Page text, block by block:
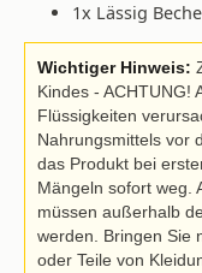
1x Lässig
Wichtiger Hinweis:
Kindes - ACHTUNG!
Flüssigkeiten
Nahrungsmittels vor
das Produkt bei
Mängeln sofort weg.
müssen außerhalb
werden. Bringen Sie
oder Teile von